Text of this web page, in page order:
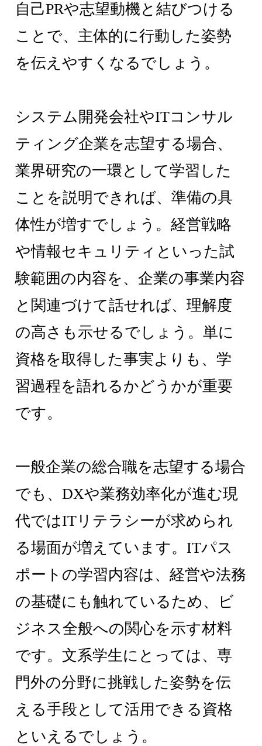
自己PRや志望動機と結びつける
ことで、主体的に行動した姿勢
を伝えやすくなるでしょう。
システム開発会社やITコンサル
ティング企業を志望する場合、
業界研究の一環として学習した
ことを説明できれば、準備の具
体性が増すでしょう。経営戦略
や情報セキュリティといった試
験範囲の内容を、企業の事業内容
と関連づけて話せれば、理解度
の高さも示せるでしょう。単に
資格を取得した事実よりも、学
習過程を語れるかどうかが重要
です。
一般企業の総合職を志望する場合
でも、DXや業務効率化が進む現
代ではITリテラシーが求められ
る場面が増えています。ITパス
ポートの学習内容は、経営や法務
の基礎にも触れているため、ビ
ジネス全般への関心を示す材料
です。文系学生にとっては、専
門外の分野に挑戦した姿勢を伝
える手段として活用できる資格
といえるでしょう。